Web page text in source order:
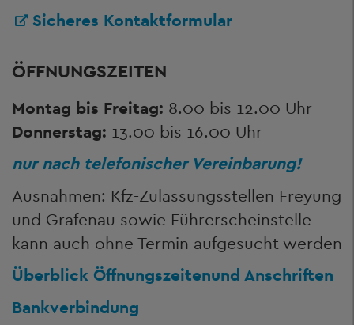
Sicheres Kontaktformular
ÖFFNUNGSZEITEN
Montag bis Freitag: 8.00 bis 12.00 Uhr
Donnerstag: 13.00 bis 16.00 Uhr
nur nach telefonischer Vereinbarung!
Ausnahmen: Kfz-Zulassungsstellen Freyung
und Grafenau sowie Führerscheinstelle
kann auch ohne Termin aufgesucht werden
Überblick Öffnungszeitenund Anschriften
Bankverbindung